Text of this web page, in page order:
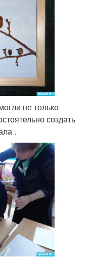
не только
создать
.